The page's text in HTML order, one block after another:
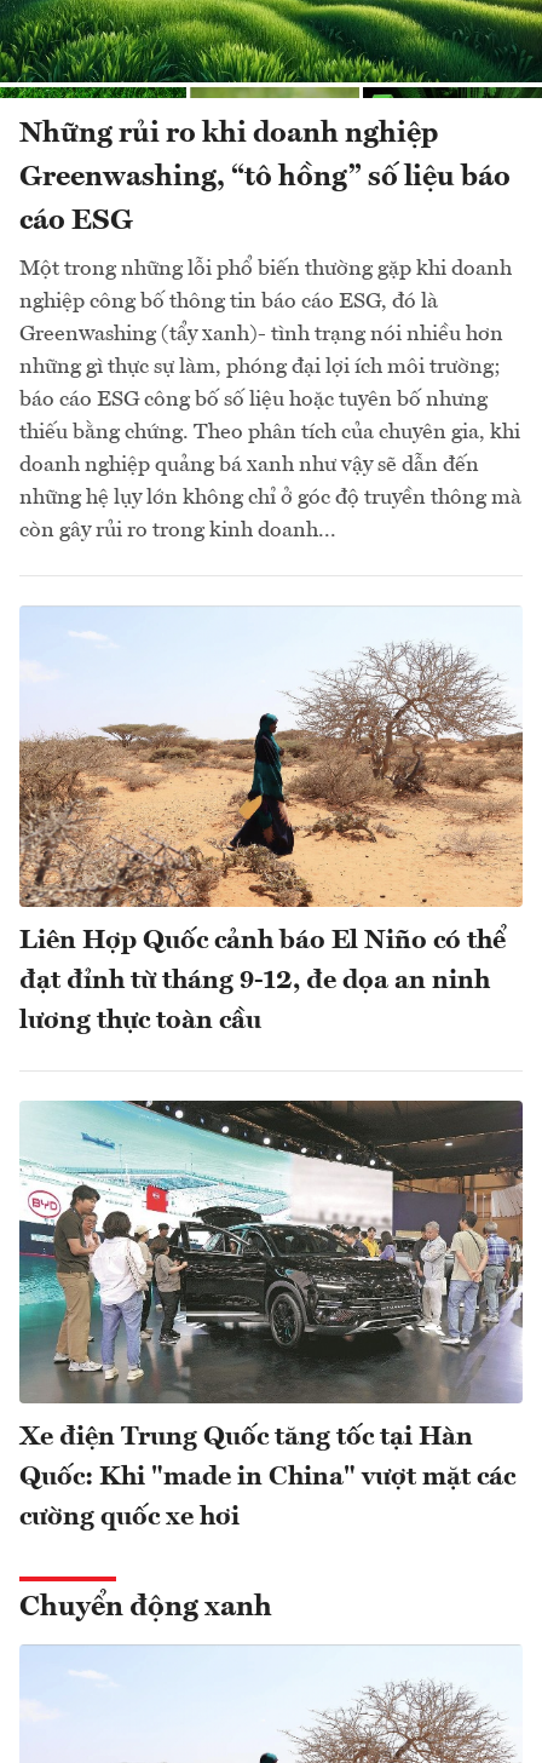
Những rủi ro khi doanh nghiệp
Greenwashing, “tô hồng” số liệu báo
cáo ESG
Một trong những lỗi phổ biến thường gặp khi doanh
nghiệp công bố thông tin báo cáo ESG, đó là
Greenwashing (tẩy xanh)- tình trạng nói nhiều hơn
những gì thực sự làm, phóng đại lợi ích môi trường;
báo cáo ESG công bố số liệu hoặc tuyên bố nhưng
thiếu bằng chứng. Theo phân tích của chuyên gia, khi
doanh nghiệp quảng bá xanh như vậy sẽ dẫn đến
những hệ lụy lớn không chỉ ở góc độ truyền thông mà
còn gây rủi ro trong kinh doanh...
Liên Hợp Quốc cảnh báo El Niño có thể
đạt đỉnh từ tháng 9-12, đe dọa an ninh
lương thực toàn cầu
Xe điện Trung Quốc tăng tốc tại Hàn
Quốc: Khi "made in China" vượt mặt các
cường quốc xe hơi
Chuyển động xanh